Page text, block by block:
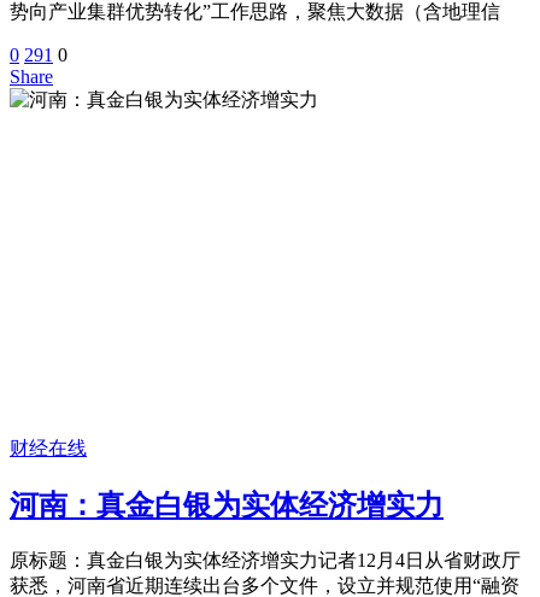
势向产业集群优势转化”工作思路，聚焦大数据（含地理信
0 291 0
Share
财经在线
河南：真金白银为实体经济增实力
原标题：真金白银为实体经济增实力记者12月4日从省财政厅
获悉，河南省近期连续出台多个文件，设立并规范使用“融资